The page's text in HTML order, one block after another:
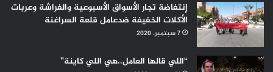
إنتفاضة تجار الأسواق الأسبوعية والفراشة وعربات
الأكلات الخفيفة ضدعامل قلعة السراغنة
7 سبتمبر، 2020
“اللي قالها العامل..هي اللي كاينة”